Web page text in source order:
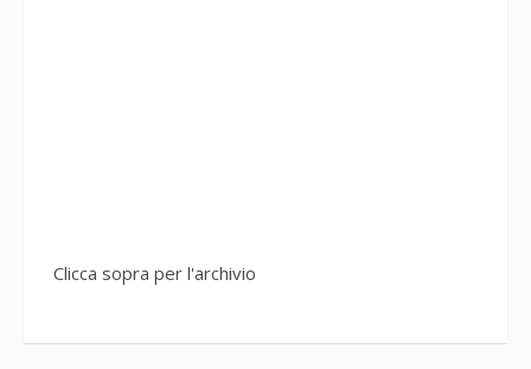
Clicca sopra per l'archivio